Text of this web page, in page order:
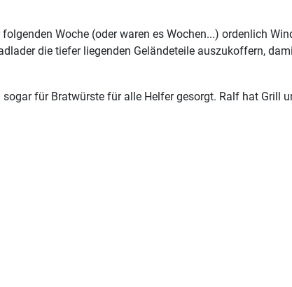
Woche (oder waren es Wochen...) ordenlich
die tiefer liegenden Geländeteile auszukoffern,
für Bratwürste für alle Helfer gesorgt. Ralf hat Grill